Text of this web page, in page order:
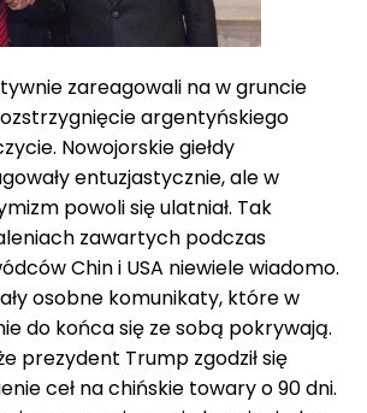
zareagowali na w gruncie
argentyńskiego
Nowojorskie giełdy
entuzjastycznie, ale w
powoli się ulatniał. Tak
zawartych podczas
Chin i USA niewiele wiadomo.
osobne komunikaty, które w
do końca się ze sobą pokrywają.
prezydent Trump zgodził się
ceł na chińskie towary o 90 dni.